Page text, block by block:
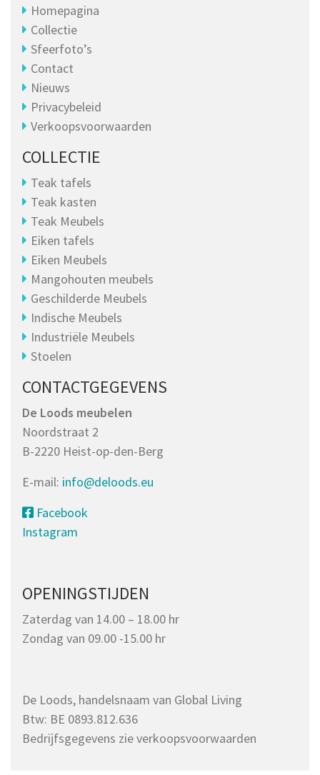
Homepagina
Collectie
Sfeerfoto’s
Contact
Nieuws
Privacybeleid
Verkoopsvoorwaarden
COLLECTIE
Teak tafels
Teak kasten
Teak Meubels
Eiken tafels
Eiken Meubels
Mangohouten meubels
Geschilderde Meubels
Indische Meubels
Industriële Meubels
Stoelen
CONTACTGEGEVENS
De Loods meubelen
Noordstraat 2
B-2220 Heist-op-den-Berg
E-mail: info@deloods.eu
Facebook
Instagram
OPENINGSTIJDEN
Zaterdag van 14.00 – 18.00 hr
Zondag van 09.00 -15.00 hr
De Loods, handelsnaam van Global Living
Btw: BE 0893.812.636
Bedrijfsgegevens zie verkoopsvoorwaarden